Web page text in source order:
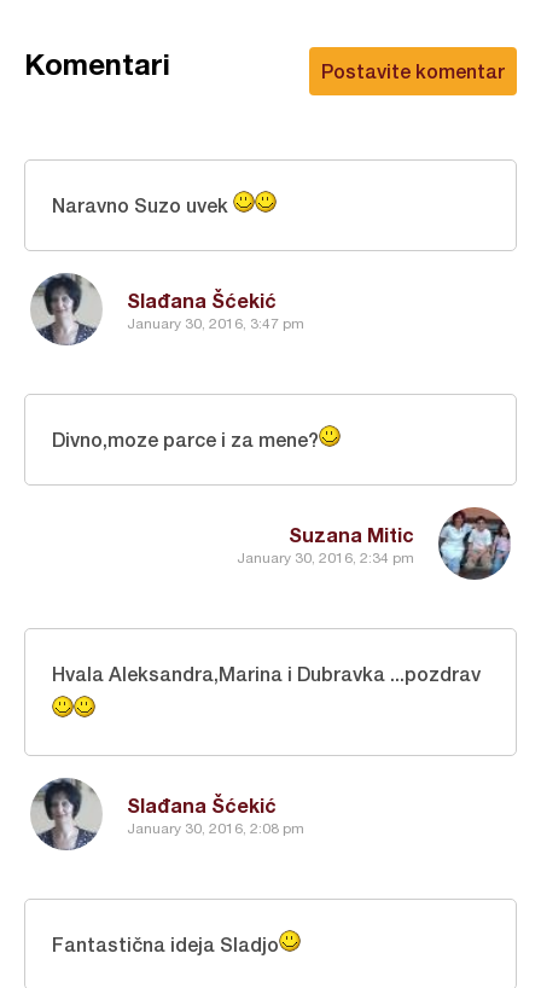
Postavite komentar
Komentari
Slađana Šćekić
January 30, 2016, 3:47 pm
Naravno Suzo uvek
Suzana Mitic
January 30, 2016, 2:34 pm
Divno,moze parce i za mene?
Slađana Šćekić
January 30, 2016, 2:08 pm
Hvala Aleksandra,Marina i Dubravka ...pozdrav
Fantastična ideja Sladjo